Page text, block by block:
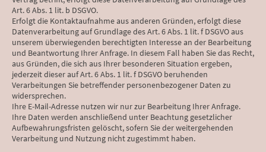
Art. 6 Abs. 1 lit. b DSGVO.
Erfolgt die Kontaktaufnahme aus anderen Gründen, erfolgt diese
Datenverarbeitung auf Grundlage des Art. 6 Abs. 1 lit. f DSGVO aus
unserem überwiegenden berechtigten Interesse an der Bearbeitung
und Beantwortung Ihrer Anfrage. In diesem Fall haben Sie das Recht,
aus Gründen, die sich aus Ihrer besonderen Situation ergeben,
jederzeit dieser auf Art. 6 Abs. 1 lit. f DSGVO beruhenden
Verarbeitungen Sie betreffender personenbezogener Daten zu
widersprechen.
Ihre E-Mail-Adresse nutzen wir nur zur Bearbeitung Ihrer Anfrage.
Ihre Daten werden anschließend unter Beachtung gesetzlicher
Aufbewahrungsfristen gelöscht, sofern Sie der weitergehenden
Verarbeitung und Nutzung nicht zugestimmt haben.